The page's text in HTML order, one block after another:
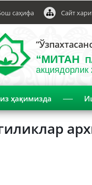
саҳифа Сайт
“МИТАН
акциядорлик
ҳақимизда